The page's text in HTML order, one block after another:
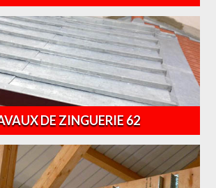
DE ZINGUERIE 62